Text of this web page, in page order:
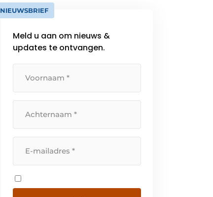
NIEUWSBRIEF
Meld u aan om nieuws &
updates te ontvangen.